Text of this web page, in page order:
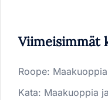
Viimeisimmät
Roope:
Kata: Maakuoppia